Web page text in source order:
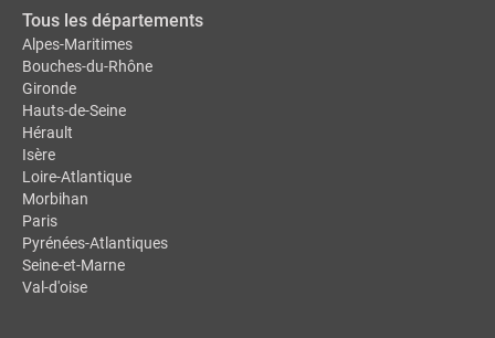
Tous les départements
Alpes-Maritimes
Bouches-du-Rhône
Gironde
Hauts-de-Seine
Hérault
Isère
Loire-Atlantique
Morbihan
Paris
Pyrénées-Atlantiques
Seine-et-Marne
Val-d'oise